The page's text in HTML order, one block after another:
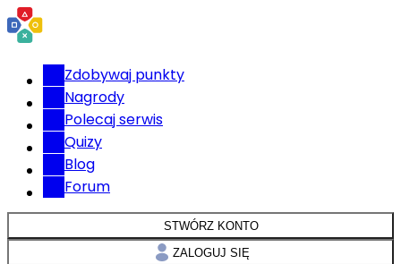
Zdobywaj punkty
Nagrody
Polecaj serwis
Quizy
Blog
Forum
STWÓRZ KONTO
ZALOGUJ SIĘ